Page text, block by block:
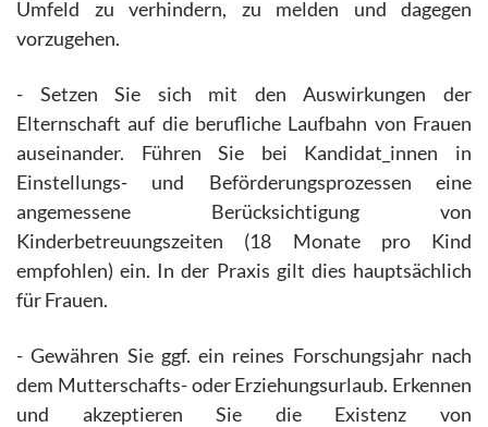
Umfeld zu verhindern, zu melden und dagegen
vorzugehen.
- Setzen Sie sich mit den Auswirkungen der
Elternschaft auf die berufliche Laufbahn von Frauen
auseinander. Führen Sie bei Kandidat_innen in
Einstellungs- und Beförderungsprozessen eine
angemessene Berücksichtigung von
Kinderbetreuungszeiten (18 Monate pro Kind
empfohlen) ein. In der Praxis gilt dies hauptsächlich
für Frauen.
- Gewähren Sie ggf. ein reines Forschungsjahr nach
dem Mutterschafts- oder Erziehungsurlaub. Erkennen
und akzeptieren Sie die Existenz von